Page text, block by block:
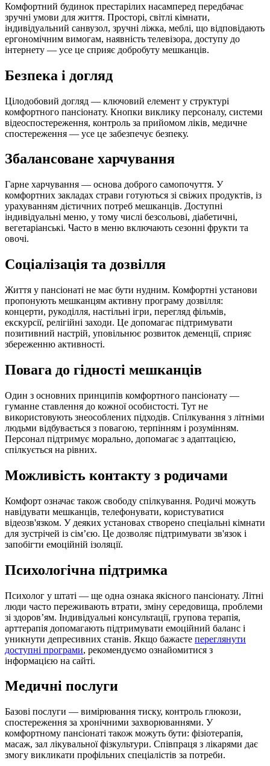
Комфортний будинок престарілих насамперед передбачає
зручні умови для життя. Просторі, світлі кімнати,
індивідуальний санвузол, зручні ліжка, меблі, що відповідають
ергономічним вимогам, наявність телевізора, доступу до
інтернету — усе це сприяє добробуту мешканців.
Безпека і догляд
Цілодобовий догляд — ключовий елемент у структурі
комфортного пансіонату. Кнопки виклику персоналу, системи
відеоспостереження, контроль за прийомом ліків, медичне
спостереження — усе це забезпечує безпеку.
Збалансоване харчування
Гарне харчування — основа доброго самопочуття. У
комфортних закладах страви готуються зі свіжих продуктів, із
урахуванням дієтичних потреб мешканців. Доступні
індивідуальні меню, у тому числі безсольові, діабетичні,
вегетаріанські. Часто в меню включають сезонні фрукти та
овочі.
Соціалізація та дозвілля
Життя у пансіонаті не має бути нудним. Комфортні установи
пропонують мешканцям активну програму дозвілля:
концерти, рукоділля, настільні ігри, перегляд фільмів,
екскурсії, релігійні заходи. Це допомагає підтримувати
позитивний настрій, уповільнює розвиток деменції, сприяє
збереженню активності.
Повага до гідності мешканців
Один з основних принципів комфортного пансіонату —
гуманне ставлення до кожної особистості. Тут не
використовують знеособлених підходів. Спілкування з літніми
людьми відбувається з повагою, терпінням і розумінням.
Персонал підтримує морально, допомагає з адаптацією,
спілкується на рівних.
Можливість контакту з родичами
Комфорт означає також свободу спілкування. Родичі можуть
навідувати мешканців, телефонувати, користуватися
відеозв'язком. У деяких установах створено спеціальні кімнати
для зустрічей із сім’єю. Це дозволяє підтримувати зв'язок і
запобігти емоційній ізоляції.
Психологічна підтримка
Психолог у штаті — ще одна ознака якісного пансіонату. Літні
люди часто переживають втрати, зміну середовища, проблеми
зі здоров’ям. Індивідуальні консультації, групова терапія,
арттерапія допомагають підтримувати емоційний баланс і
уникнути депресивних станів. Якщо бажаєте переглянути
доступні програми, рекомендуємо ознайомитися з
інформацією на сайті.
Медичні послуги
Базові послуги — вимірювання тиску, контроль глюкози,
спостереження за хронічними захворюваннями. У
комфортному пансіонаті також можуть бути: фізіотерапія,
масаж, зал лікувальної фізкультури. Співпраця з лікарями дає
змогу викликати профільних спеціалістів за потреби.